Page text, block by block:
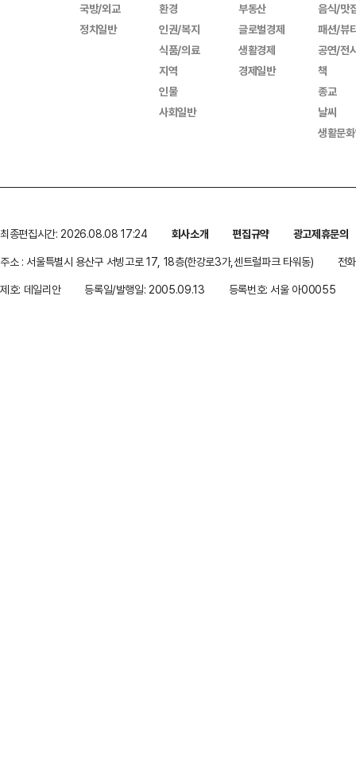
국방/외교
정치일반
환경
인권/복지
식품/의료
지역
인물
사회일반
부동산
글로벌경제
생활경제
경제일반
음식/맛
패션/뷰
공연/전
책
종교
날씨
생활문
최종편집시간: 2026.08.08 17:24 회사소개 편집규약
광고제휴문의
주소 : 서울특별시 용산구 서빙고로 17, 18층(한강로3가,센트럴파크 타워동)
전
제호: 데일리안
등록일/발행일: 2005.09.13 등록번호: 서울 아00055